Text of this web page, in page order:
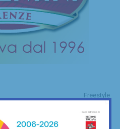
Freestyle
mettendo ai piedi… il